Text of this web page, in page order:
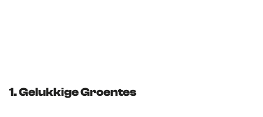
1. Gelukkige Groentes